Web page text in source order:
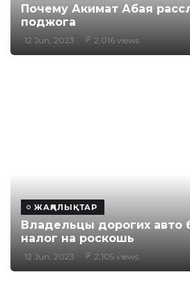
Почему Акимат Абая
поджога
12 Jun, 2023 2,016 views
ЖАҢАЛЫҚТАР
Владельцы дорогих авто
налог на роскошь
12 Jun, 2023 2,105 views